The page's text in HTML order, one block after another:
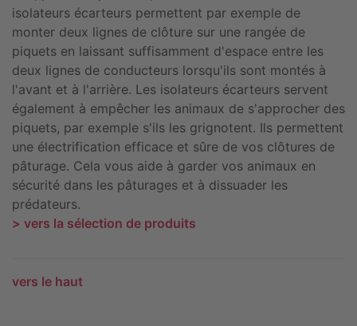
isolateurs écarteurs permettent par exemple de
monter deux lignes de clôture sur une rangée de
piquets en laissant suffisamment d'espace entre les
deux lignes de conducteurs lorsqu'ils sont montés à
l'avant et à l'arrière. Les isolateurs écarteurs servent
également à empêcher les animaux de s'approcher des
piquets, par exemple s'ils les grignotent. Ils permettent
une électrification efficace et sûre de vos clôtures de
pâturage. Cela vous aide à garder vos animaux en
sécurité dans les pâturages et à dissuader les
prédateurs.
> vers la sélection de produits
vers le haut